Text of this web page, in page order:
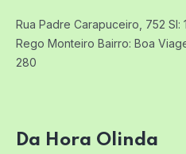
Rua Padre Carapuceiro, 752 Sl:
Rego Monteiro Bairro: Boa
280
Da Hora Olinda